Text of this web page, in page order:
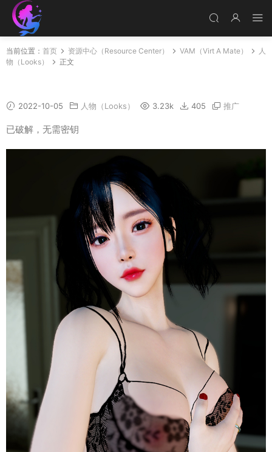
当前位置： 首页 资源中心（Resource Center） VAM（Virt A Mate）
人
物（Looks）
正文
2022-10-05 人物（Looks） 3.23k 405 推广
已破解，无需密钥